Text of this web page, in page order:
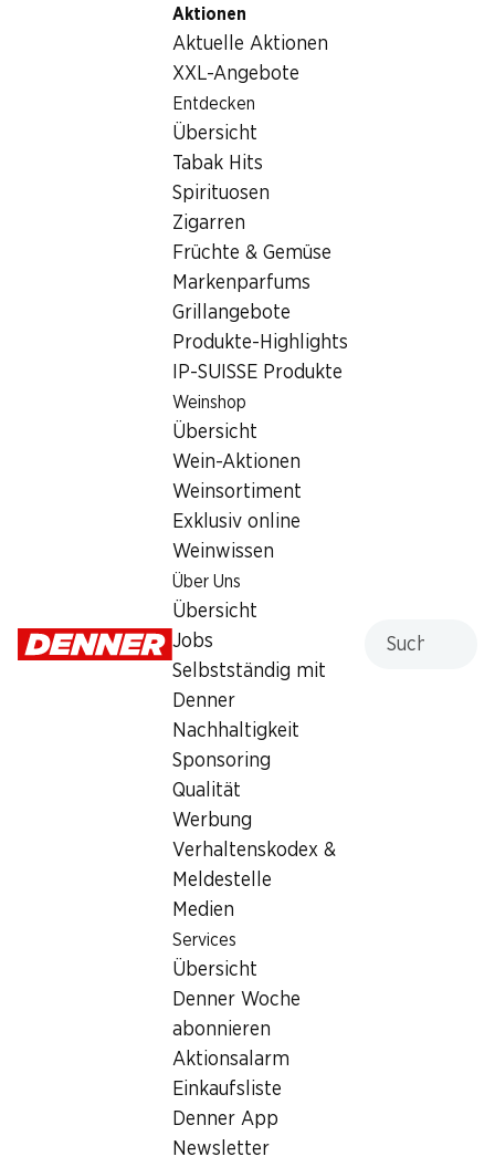
Aktionen
Aktuelle Aktionen
XXL-Angebote
Entdecken
Übersicht
Tabak Hits
Spirituosen
Zigarren
Früchte & Gemüse
Markenparfums
Grillangebote
Produkte-Highlights
IP-SUISSE Produkte
Weinshop
Übersicht
Wein-Aktionen
Weinsortiment
Exklusiv online
Weinwissen
Über Uns
Übersicht
Jobs
Selbstständig mit
Denner
Nachhaltigkeit
Sponsoring
Qualität
Werbung
Verhaltenskodex &
Meldestelle
Medien
Services
Übersicht
Denner Woche
abonnieren
Aktionsalarm
Einkaufsliste
Denner App
Newsletter
Lebensmittel Brot/Backwaren
Brot/Backwaren
Wochenaktionen
IP-SUISSE Fyrabigbrot
Roland Petite Pause
Cerealiengebäck
35% ab 2 Stück
Semmeli mit IP-SUISSE Mehl
* Nicht mit anderen Gutscheinen,
Bons und Sonderrabatten
5.95
Choco
2 x 216 g
4 Produkten
Nach Oben